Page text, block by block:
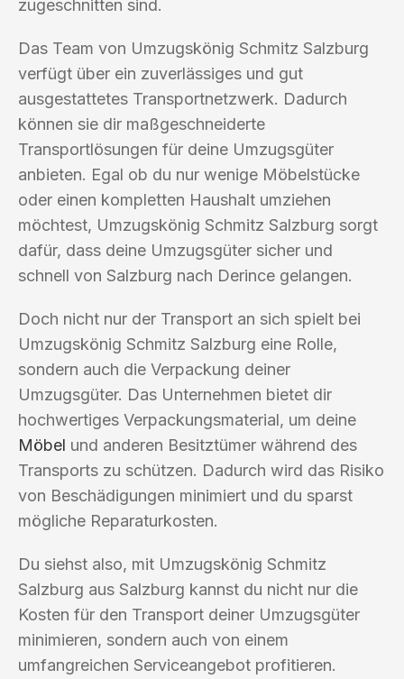
zugeschnitten sind.
Das Team von Umzugskönig Schmitz Salzburg
verfügt über ein zuverlässiges und gut
ausgestattetes Transportnetzwerk. Dadurch
können sie dir maßgeschneiderte
Transportlösungen für deine Umzugsgüter
anbieten. Egal ob du nur wenige Möbelstücke
oder einen kompletten Haushalt umziehen
möchtest, Umzugskönig Schmitz Salzburg sorgt
dafür, dass deine Umzugsgüter sicher und
schnell von Salzburg nach Derince gelangen.
Doch nicht nur der Transport an sich spielt bei
Umzugskönig Schmitz Salzburg eine Rolle,
sondern auch die Verpackung deiner
Umzugsgüter. Das Unternehmen bietet dir
hochwertiges Verpackungsmaterial, um deine
Möbel und anderen Besitztümer während des
Transports zu schützen. Dadurch wird das Risiko
von Beschädigungen minimiert und du sparst
mögliche Reparaturkosten.
Du siehst also, mit Umzugskönig Schmitz
Salzburg aus Salzburg kannst du nicht nur die
Kosten für den Transport deiner Umzugsgüter
minimieren, sondern auch von einem
umfangreichen Serviceangebot profitieren.